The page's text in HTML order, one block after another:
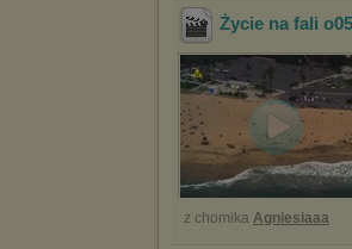
Życie na fali
z chomika Agniesiaaa